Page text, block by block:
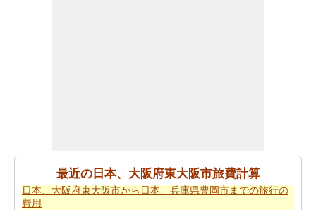
日本、大阪府東大阪市から日本、滋賀県長浜市ま
での飛行時間を得ることができます。
最近の日本、大阪府東大阪市旅費計算
日本、大阪府東大阪市から日本、兵庫県豊岡市までの旅行の
費用